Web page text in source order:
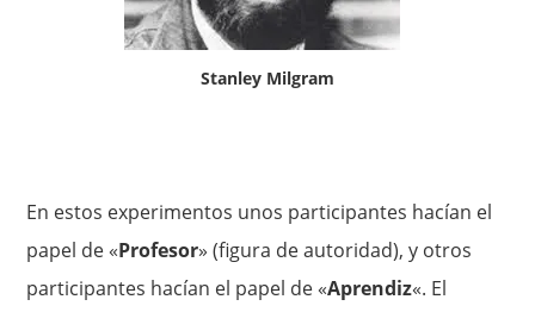
Stanley Milgram
En estos experimentos unos participantes hacían el
papel de «Profesor» (figura de autoridad), y otros
participantes hacían el papel de «Aprendiz«. El